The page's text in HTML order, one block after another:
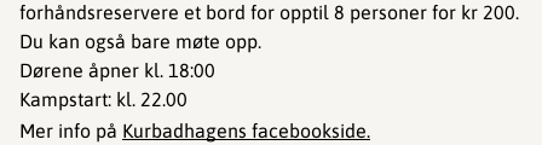
forhåndsreservere et bord for opptil 8 personer for kr 200.
Du kan også bare møte opp.
Dørene åpner kl. 18:00
Kampstart: kl. 22.00
Mer info på Kurbadhagens facebookside.